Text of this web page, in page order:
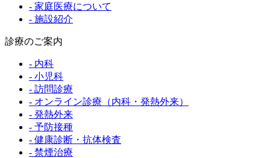
- 家庭医療について
- 施設紹介
診療のご案内
- 内科
- 小児科
- 訪問診療
- オンライン診療（内科・発熱外来）
- 発熱外来
- 予防接種
- 健康診断・抗体検査
- 禁煙治療